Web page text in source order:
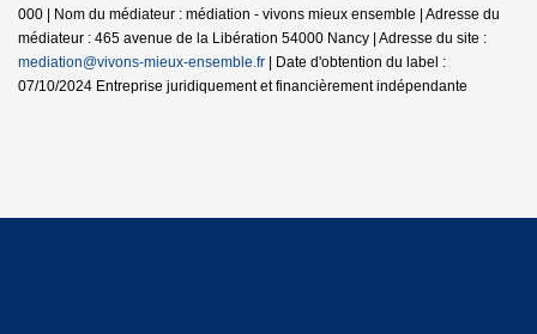
000 | Nom du médiateur : médiation - vivons mieux ensemble | Adresse du
médiateur : 465 avenue de la Libération 54000 Nancy | Adresse du site :
mediation@vivons-mieux-ensemble.fr | Date d'obtention du label :
07/10/2024 Entreprise juridiquement et financièrement indépendante